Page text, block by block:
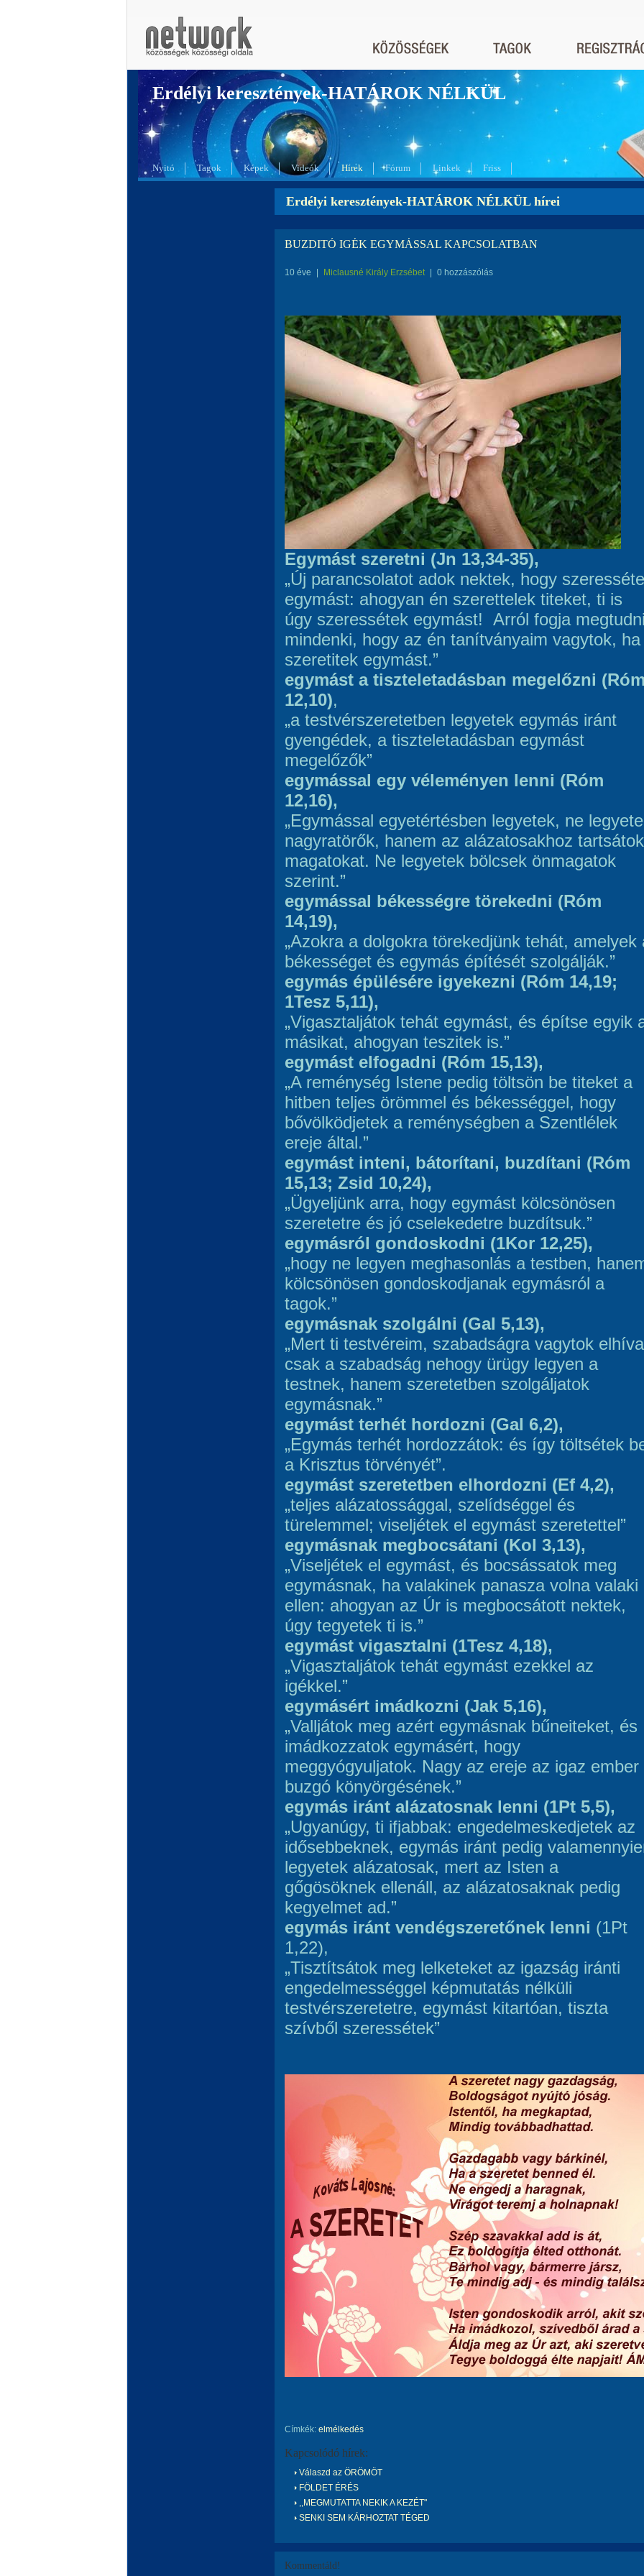
Erdélyi keresztények-HATÁROK NÉLKÜL
Nyitó Tagok Képek Videók Hírek Fórum Linkek Friss
Erdélyi keresztények-HATÁROK NÉLKÜL hírei
BUZDITÓ IGÉK EGYMÁSSAL KAPCSOLATBAN
10 éve Miclausné Király Erzsébet 0 hozzászólás
Egymást szeretni (Jn 13,34-35),
„Új parancsolatot adok nektek, hogy
egymást: ahogyan én szerettelek titeket, ti is
úgy szeressétek egymást! Arról fogja
mindenki, hogy az én tanítványaim vagytok, ha
szeretitek egymást.”
egymást a tiszteletadásban megelőzni
12,10),
„a testvérszeretetben legyetek egymás iránt
gyengédek, a tiszteletadásban egymást
megelőzők”
egymással egy véleményen lenni (Róm
12,16),
„Egymással egyetértésben legyetek, ne
nagyratörők, hanem az alázatosakhoz tartsátok
magatokat. Ne legyetek bölcsek önmagatok
szerint.”
egymással békességre törekedni (Róm
14,19),
„Azokra a dolgokra törekedjünk tehát, amelyek
békességet és egymás építését szolgálják.”
egymás épülésére igyekezni (Róm 14,19;
1Tesz 5,11),
„Vigasztaljátok tehát egymást, és építse egyik
másikat, ahogyan teszitek is.”
egymást elfogadni (Róm 15,13),
„A reménység Istene pedig töltsön be titeket a
hitben teljes örömmel és békességgel, hogy
bővölködjetek a reménységben a Szentlélek
ereje által.”
egymást inteni, bátorítani, buzdítani (Róm
15,13; Zsid 10,24),
„Ügyeljünk arra, hogy egymást kölcsönösen
szeretetre és jó cselekedetre buzdítsuk.”
egymásról gondoskodni (1Kor 12,25),
„hogy ne legyen meghasonlás a testben,
kölcsönösen gondoskodjanak egymásról a
tagok.”
egymásnak szolgálni (Gal 5,13),
„Mert ti testvéreim, szabadságra vagytok
csak a szabadság nehogy ürügy legyen a
testnek, hanem szeretetben szolgáljatok
egymásnak.”
egymást terhét hordozni (Gal 6,2),
„Egymás terhét hordozzátok: és így töltsétek
a Krisztus törvényét”.
egymást szeretetben elhordozni (Ef 4,2),
„teljes alázatossággal, szelídséggel és
türelemmel; viseljétek el egymást szeretettel”
egymásnak megbocsátani (Kol 3,13),
„Viseljétek el egymást, és bocsássatok meg
egymásnak, ha valakinek panasza volna valaki
ellen: ahogyan az Úr is megbocsátott nektek,
úgy tegyetek ti is.”
egymást vigasztalni (1Tesz 4,18),
„Vigasztaljátok tehát egymást ezekkel az
igékkel.”
egymásért imádkozni (Jak 5,16),
„Valljátok meg azért egymásnak bűneiteket, és
imádkozzatok egymásért, hogy
meggyógyuljatok. Nagy az ereje az igaz ember
buzgó könyörgésének.”
egymás iránt alázatosnak lenni (1Pt 5,5),
„Ugyanúgy, ti ifjabbak: engedelmeskedjetek az
idősebbeknek, egymás iránt pedig
legyetek alázatosak, mert az Isten a
gőgösöknek ellenáll, az alázatosaknak pedig
kegyelmet ad.”
egymás iránt vendégszeretőnek lenni (1Pt
1,22),
„Tisztítsátok meg lelketeket az igazság iránti
engedelmességgel képmutatás nélküli
testvérszeretetre, egymást kitartóan, tiszta
szívből szeressétek”
Címkék: elmélkedés
Kapcsolódó hírek:
Válaszd az ÖRÖMÖT
FÖLDET ÉRÉS
,,MEGMUTATTA NEKIK A KEZÉT"
SENKI SEM KÁRHOZTAT TÉGED
Kommentáld!